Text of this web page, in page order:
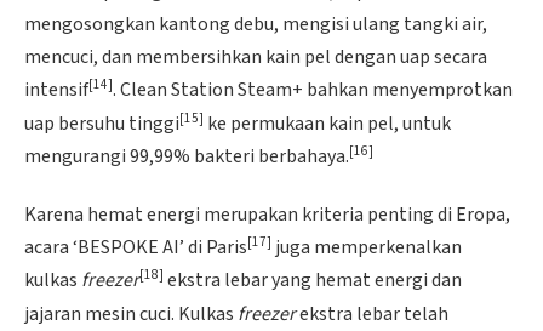
mengosongkan kantong debu, mengisi ulang tangki air,
mencuci, dan membersihkan kain pel dengan uap secara
intensif[14]. Clean Station Steam+ bahkan menyemprotkan
uap bersuhu tinggi[15] ke permukaan kain pel, untuk
mengurangi 99,99% bakteri berbahaya.[16]
Karena hemat energi merupakan kriteria penting di Eropa,
acara ‘BESPOKE AI’ di Paris[17] juga memperkenalkan
kulkas freezer[18] ekstra lebar yang hemat energi dan
jajaran mesin cuci. Kulkas freezerekstra lebar telah